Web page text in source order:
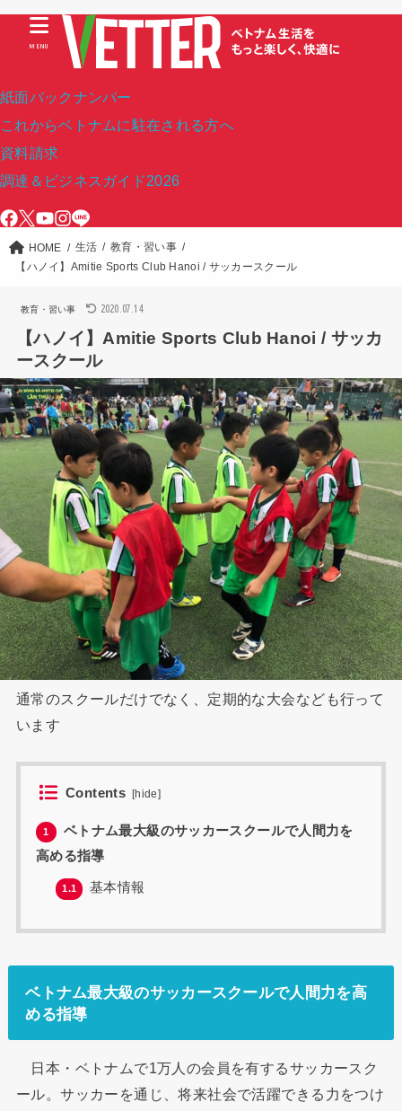
紙面バックナンバー
これからベトナムに駐在される方へ
資料請求
調達＆ビジネスガイド2026
MENU
HOME 生活
教育・習い事
【ハノイ】Amitie Sports Club Hanoi / サッカースクール
教育・習い事 2020.07.14
【ハノイ】Amitie Sports Club Hanoi / サッカ
ースクール
通常のスクールだけでなく、定期的な大会なども行って
います
Contents [hide]
1
ベトナム最大級のサッカースクールで人間力を
高める指導
1.1 基本情報
ベトナム最大級のサッカースクールで人間力を高
める指導
日本・ベトナムで1万人の会員を有するサッカースク
ール。サッカーを通じ、将来社会で活躍できる力をつけ